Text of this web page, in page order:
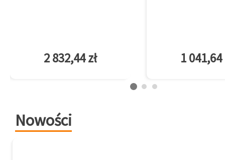
2 832,44 zł 1 041,64
Nowości